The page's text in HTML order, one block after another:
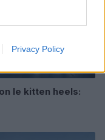
Privacy Policy
le kitten heels: